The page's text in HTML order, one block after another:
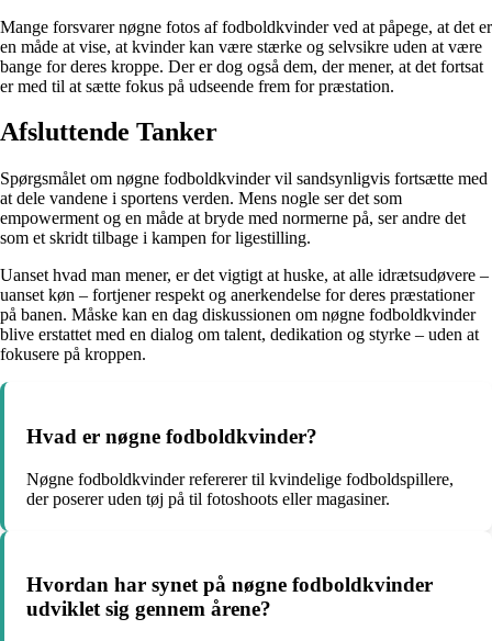
Mange forsvarer nøgne fotos af fodboldkvinder ved at påpege, at det er
en måde at vise, at kvinder kan være stærke og selvsikre uden at være
bange for deres kroppe. Der er dog også dem, der mener, at det fortsat
er med til at sætte fokus på udseende frem for præstation.
Afsluttende Tanker
Spørgsmålet om nøgne fodboldkvinder vil sandsynligvis fortsætte med
at dele vandene i sportens verden. Mens nogle ser det som
empowerment og en måde at bryde med normerne på, ser andre det
som et skridt tilbage i kampen for ligestilling.
Uanset hvad man mener, er det vigtigt at huske, at alle idrætsudøvere –
uanset køn – fortjener respekt og anerkendelse for deres præstationer
på banen. Måske kan en dag diskussionen om nøgne fodboldkvinder
blive erstattet med en dialog om talent, dedikation og styrke – uden at
fokusere på kroppen.
Hvad er nøgne fodboldkvinder?
Nøgne fodboldkvinder refererer til kvindelige fodboldspillere,
der poserer uden tøj på til fotoshoots eller magasiner.
Hvordan har synet på nøgne fodboldkvinder
udviklet sig gennem årene?